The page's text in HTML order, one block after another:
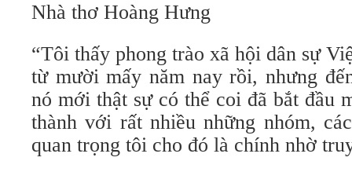
Nhà thơ Hoàng Hưng
“Tôi thấy phong trào xã hội dân sự
từ mười mấy năm nay rồi, nhưng
nó mới thật sự có thể coi đã bắt đầu
thành với rất nhiều những nhóm,
quan trọng tôi cho đó là chính nhờ